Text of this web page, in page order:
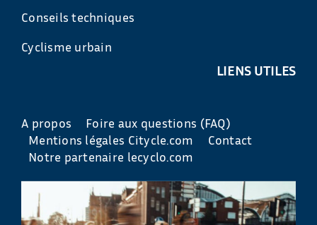
Conseils techniques
Cyclisme urbain
LIENS UTILES
A propos
Foire aux questions (FAQ)
Mentions légales Citycle.com
Contact
Notre partenaire lecyclo.com